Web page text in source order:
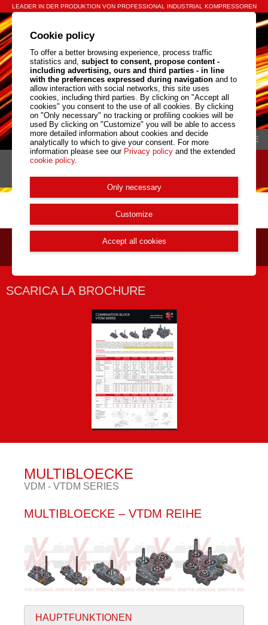
LEADER IN DER PRODUKTION VON PROFESSIONAL INDUSTRIAL KOMPRESSOREN
IT DE
Menu
Produkte / Produkt-Familien
Menu di sezione
SCARICA LA BROCHURE
MULTIBLOECKE
VDM - VTDM SERIES
MULTIBLOECKE – VTDM REIHE
HAUPTFUNKTIONEN
Cookie policy
To offer a better browsing experience, process traffic
statistics and, subject to consent, propose content -
including advertising, ours and third parties - in line
with the preferences expressed during navigation and to
allow interaction with social networks, this site uses
cookies, including third parties. By clicking on "Accept all
cookies" you consent to the use of all cookies. By clicking
on "Only necessary" no tracking or profiling cookies will be
used By clicking on "Customize" you will be able to access
more detailed information about cookies and decide
analytically to which to give your consent. For more
information please see our Privacy policy and the extended
cookie policy.
Only necessary
Customize
Accept all cookies